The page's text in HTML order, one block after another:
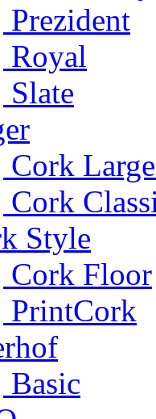
Prezident
Royal
Slate
Cork
Cork
Style
Cork Floor
PrintCork
Basic